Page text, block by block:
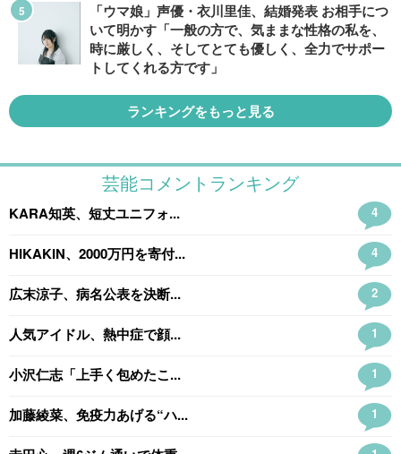
「ウマ娘」声優・衣川里佳、結婚発表 お相手につ
いて明かす「一般の方で、気ままな性格の私を、
時に厳しく、そしてとても優しく、全力でサポー
トしてくれる方です」
ランキングをもっと見る